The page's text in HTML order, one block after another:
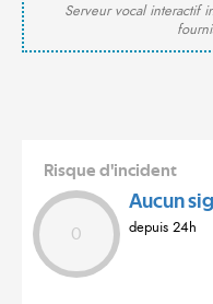
Serveur vocal interactif
Risque d'incident
0
Aucun
depuis 24h